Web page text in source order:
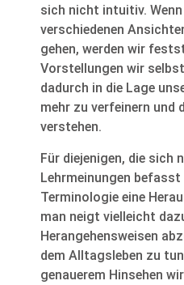
sich nicht intuitiv.
verschiedenen
gehen, werden wir
Vorstellungen wir
dadurch in die Lage
mehr zu verfeinern und
verstehen.
Für diejenigen, die sich
Lehrmeinungen befasst
Terminologie eine
man neigt vielleicht
Herangehensweisen
dem Alltagsleben zu
genauerem Hinsehen